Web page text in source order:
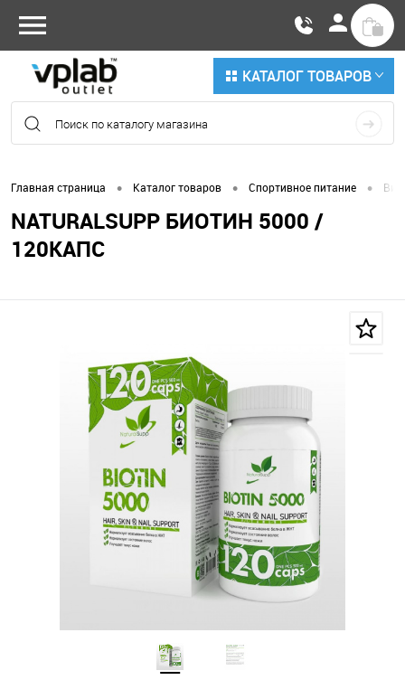
КАТАЛОГ ТОВАРОВ
Главная страница • Каталог товаров • Спортивное питание •
NATURALSUPP БИОТИН 5000 /
120КАПС